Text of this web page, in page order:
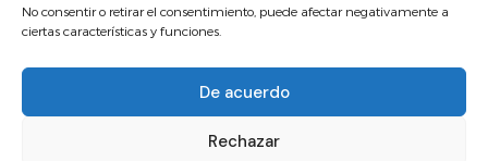
No consentir o retirar el consentimiento, puede afectar negativamente a
ciertas características y funciones.
De acuerdo
Rechazar
Copyright - 2024 Fundación Colegio Oficial de Médicos Burgos
Política de Calidad